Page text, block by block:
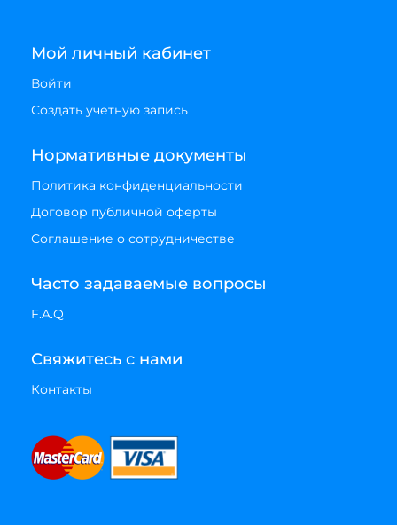
Мой личный кабинет
Войти
Создать учетную запись
Нормативные документы
Политика конфиденциальности
Договор публичной оферты
Соглашение о сотрудничестве
Часто задаваемые вопросы
F.A.Q
Свяжитесь с нами
Контакты